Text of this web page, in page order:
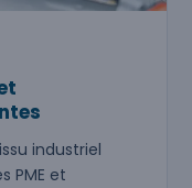
industriel
PME et